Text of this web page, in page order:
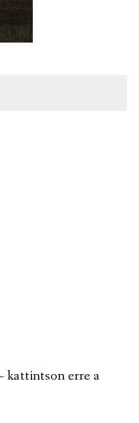
kattintson erre a